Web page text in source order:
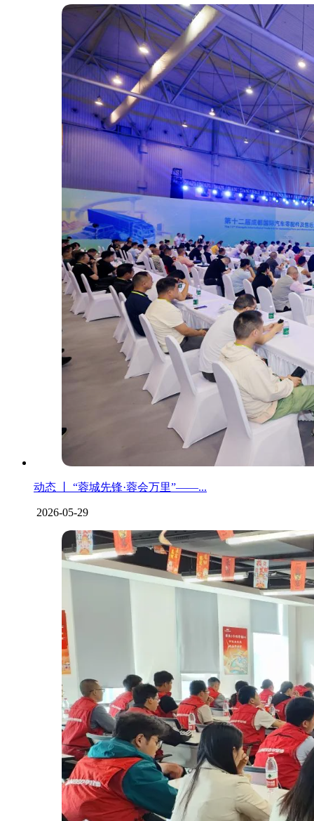
动态 丨 “蓉城先锋·蓉会万里”——...
2026-05-29